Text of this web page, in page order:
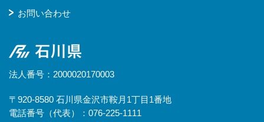
お問い合わせ
石川県
法人番号：2000020170003
〒920-8580 石川県金沢市鞍月1丁目1番地
電話番号（代表）：076-225-1111